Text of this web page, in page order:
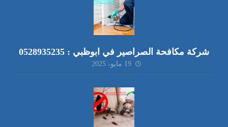
شركة مكافحة الصراصير في ابوظبي : 0528935235
19 مايو، 2025